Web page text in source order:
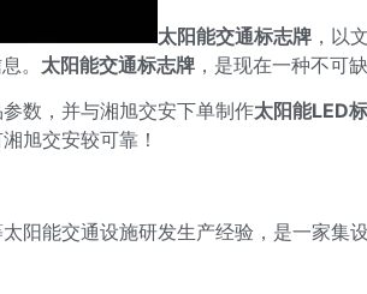
太阳能交通标志牌 ，以
。 太阳能交通标志牌 ，是现在一种不可
数，并与湘旭交安下单制作太阳能LED
湘旭交安较可靠！
阳能交通设施研发生产经验，是一家集